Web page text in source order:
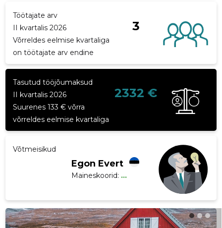
Töötajate arv
II kvartalis 2026
3
Võrreldes eelmise kvartaliga
on töötajate arv endine
Tasutud tööjõumaksud
II kvartalis 2026
2332 €
Suurenes 133 € võrra
võrreldes eelmise kvartaliga
Võtmeisikud
Egon Evert
Maineskoorid: ...